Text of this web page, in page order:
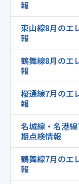
報
東山線8月のエ
報
鶴舞線8月のエ
報
桜通線7月のエ
報
名城線・名港
期点検情報
鶴舞線7月のエ
報